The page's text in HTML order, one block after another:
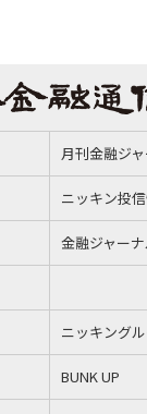
月刊金融ジ
ニッキン投
金融ジャー
ニッキング
BUNK UP